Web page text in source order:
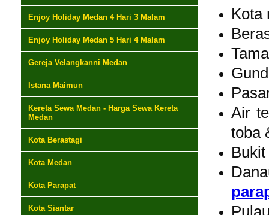
Enjoy Holiday Medan 4 Hari 3 Malam
Enjoy Holiday Medan 5 Hari 4 Malam
Gereja Velangkanni Medan
Istana Maimun
Kereta Sewa Medan - Harga Sewa Kereta
Medan
Kota Berastagi
Kota Medan
Kota Parapat
Kota Siantar
Kota
Air
toba